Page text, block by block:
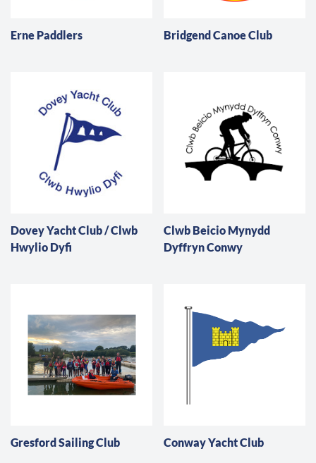
Erne Paddlers Bridgend Canoe Club
Dovey Yacht Club / Clwb
Hwylio Dyfi
Clwb Beicio Mynydd
Dyffryn Conwy
Gresford Sailing Club Conway Yacht Club